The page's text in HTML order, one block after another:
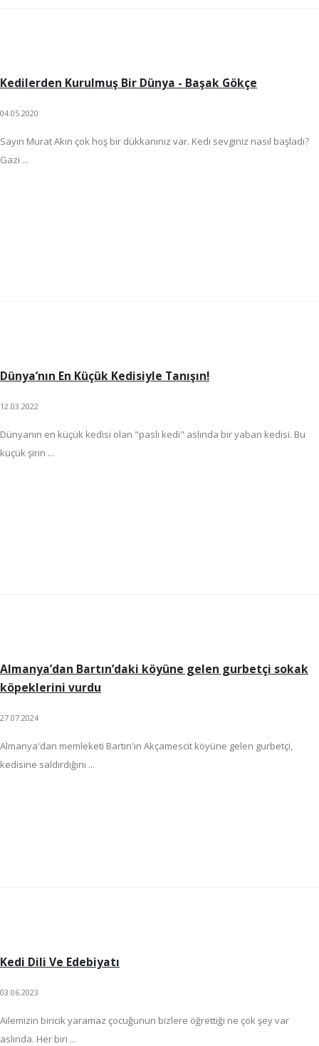
Kedilerden Kurulmuş Bir Dünya - Başak Gökçe
04.05.2020
Sayın Murat Akın çok hoş bir dükkanınız var. Kedi sevginiz nasıl başladı?
Gazi ...
Dünya’nın En Küçük Kedisiyle Tanışın!
12.03.2022
Dünyanın en küçük kedisi olan "paslı kedi" aslında bir yaban kedisi. Bu
küçük şirin ...
Almanya’dan Bartın’daki köyüne gelen gurbetçi sokak
köpeklerini vurdu
27.07.2024
Almanya'dan memleketi Bartın'ın Akçamescit köyüne gelen gurbetçi,
kedisine saldırdığını ...
Kedi Dili Ve Edebiyatı
03.06.2023
Ailemizin biricik yaramaz çocuğunun bizlere öğrettiği ne çok şey var
aslında. Her biri ...